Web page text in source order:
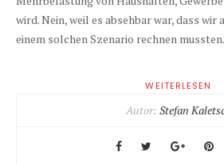
wird. Nein, weil es absehbar war, dass
einem solchen Szenario rechnen mussten.
WEITERLESEN
Autor: Stefan